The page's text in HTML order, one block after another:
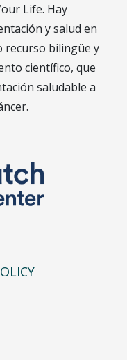
Life. Hay
y salud en
recurso bilingüe y
científico, que
saludable a